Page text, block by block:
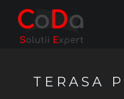
TERASA